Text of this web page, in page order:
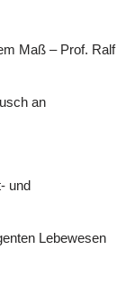
Maß – Prof. Ralf
an
und
Lebewesen